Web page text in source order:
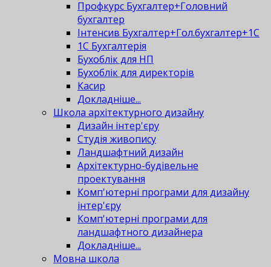
Профкурс Бухгалтер+Головний
бухгалтер
Інтенсив Бухгалтер+Гол.бухгалтер+1С
1С Бухгалтерія
Бухоблік для НП
Бухоблік для директорів
Касир
Докладніше...
Школа архітектурного дизайну
Дизайн інтер'єру
Студія живопису
Ландшафтний дизайн
Архітектурно-будівельне
проектування
Комп'ютерні програми для дизайну
інтер'єру
Комп'ютерні програми для
ландшафтного дизайнера
Докладніше...
Мовна школа